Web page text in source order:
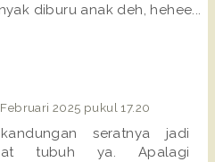
diburu anak deh, hehee...
Februari 2025 pukul 17.20
seratnya jadi
tubuh ya. Apalagi